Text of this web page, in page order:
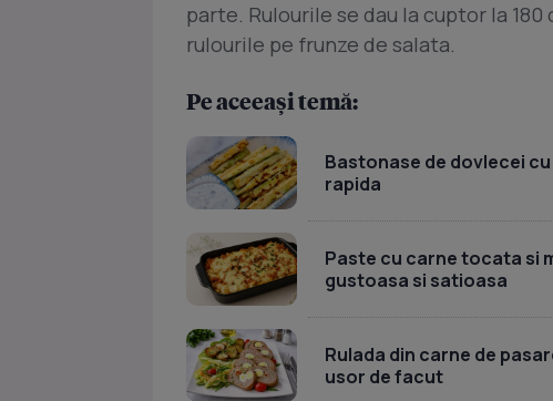
parte. Rulourile se dau la cuptor la
rulourile pe frunze de salata.
Pe aceeași temă:
Bastonase de dovlecei
rapida
Paste cu carne tocata si
gustoasa si satioasa
Rulada din carne de
usor de facut